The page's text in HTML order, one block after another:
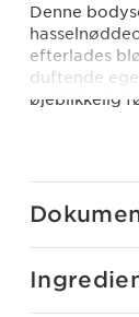
Denne
efterlades
duftende
øjeblikkelig
Clarins Plus
Clarins